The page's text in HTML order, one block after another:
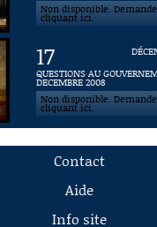
Non disponible.
cliquant ici.
17
QUESTIONS AU
DECEMBRE 2008
Non disponible.
cliquant ici.
Contact
Aide
Info site